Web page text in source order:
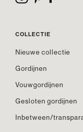
COLLECTIE
Nieuwe collectie
Gordijnen
Vouwgordijnen
Gesloten gordijnen
Inbetween/